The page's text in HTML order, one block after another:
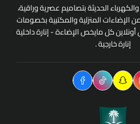
الحديثة بتصاميم عصرية وراقية،
الإضاءات المنزلية والمكتبية بخصومات
كل مايخص الإضاءة - إنارة داخلية
إنارة خارجية .